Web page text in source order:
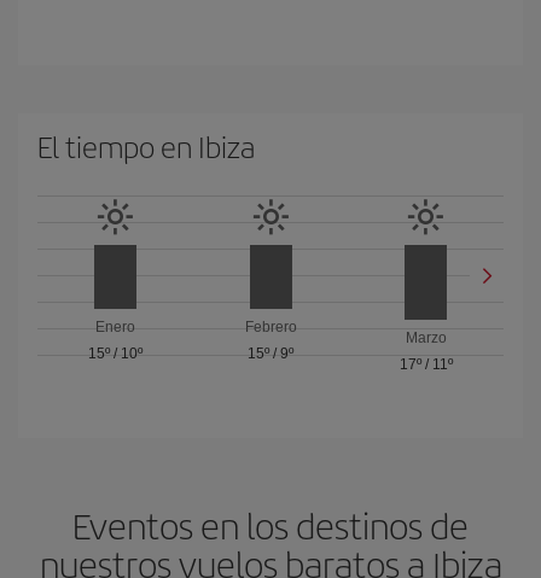
El tiempo en Ibiza
Enero
15º/ 10º
Febrero
15º / 9º
Marzo
17º/ 11º
Eventos en los destinos de
nuestros vuelos baratos a Ibiza